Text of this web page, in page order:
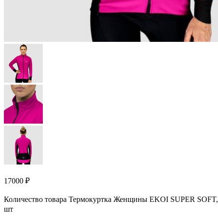
17000 ₽
Количество товара Термокуртка Женщины EKOI SUPER
шт